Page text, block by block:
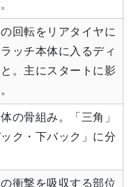
回転をリアタイヤに
ッチ本体に入るディ
。主にスタートに影
の骨組み。「三角」
ク・下バック」に分
衝撃を吸収する部位